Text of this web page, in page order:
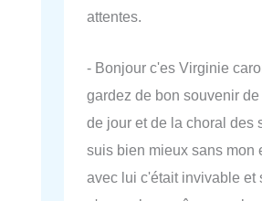
attentes.
- Bonjour c'es Virginie
gardez de bon souvenir de
de jour et de la choral des
suis bien mieux sans mon
avec lui c'était invivable et